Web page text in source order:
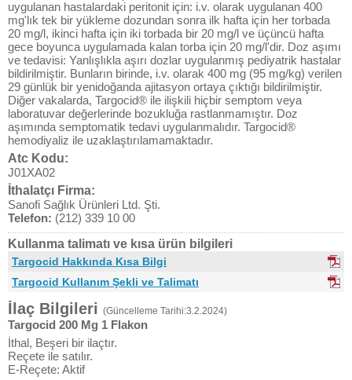
uygulanan hastalardaki peritonit için: i.v. olarak uygulanan 400
mg'lık tek bir yükleme dozundan sonra ilk hafta için her torbada
20 mg/l, ikinci hafta için iki torbada bir 20 mg/l ve üçüncü hafta
gece boyunca uygulamada kalan torba için 20 mg/l'dir. Doz aşımı
ve tedavisi: Yanlışlıkla aşırı dozlar uygulanmış pediyatrik hastalar
bildirilmiştir. Bunların birinde, i.v. olarak 400 mg (95 mg/kg) verilen
29 günlük bir yenidoğanda ajitasyon ortaya çıktığı bildirilmiştir.
Diğer vakalarda, Targocid® ile ilişkili hiçbir semptom veya
laboratuvar değerlerinde bozukluğa rastlanmamıştır. Doz
aşımında semptomatik tedavi uygulanmalıdır. Targocid®
hemodiyaliz ile uzaklaştırılamamaktadır.
Atc Kodu:
J01XA02
İthalatçı Firma:
Sanofi Sağlık Ürünleri Ltd. Şti.
Telefon: (212) 339 10 00
Kullanma talimatı ve kısa ürün bilgileri
Targocid Hakkında Kısa Bilgi
Targocid Kullanım Şekli ve Talimatı
İlaç Bilgileri (Güncelleme Tarihi:3.2.2024)
Targocid 200 Mg 1 Flakon
İthal, Beşeri bir ilaçtır.
Reçete ile satılır.
E-Reçete: Aktif